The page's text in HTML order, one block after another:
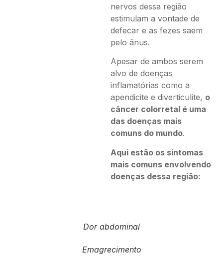
nervos dessa região
estimulam a vontade de
defecar e as fezes saem
pelo ânus.
Apesar de ambos serem
alvo de doenças
inflamatórias como a
apendicite e diverticulite, o
câncer colorretal é uma
das doenças mais
comuns do mundo.
Aqui estão os sintomas
mais comuns envolvendo
doenças dessa região:
Dor abdominal
Emagrecimento